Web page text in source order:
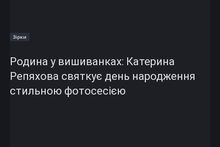
Зірки
Родина у вишиванках: Катерина
Репяхова святкує день народження
стильною фотосесією